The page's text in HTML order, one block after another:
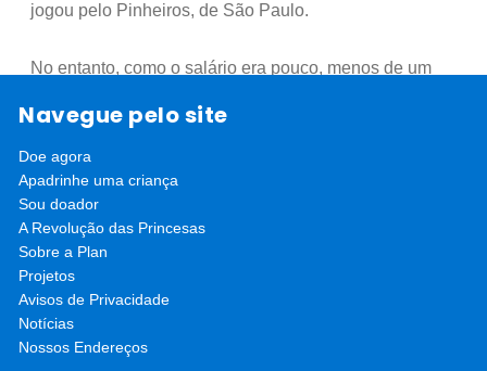
jogou pelo Pinheiros, de São Paulo.
No entanto, como o salário era pouco, menos de um
mas continua treinando e se dedicando a ser uma
reconhecimento e o de outras meninas é ter apoio: “O
que anda faltando para o futebol feminino realmente
vezes não tem nem campo para treinar, mas, se
tivesse, a gente iria crescer muito”.
Navegue pelo site
Doe agora
Apadrinhe uma criança
Sou doador
A Revolução das Princesas
Sobre a Plan
Projetos
Avisos de Privacidade
Notícias
Nossos Endereços